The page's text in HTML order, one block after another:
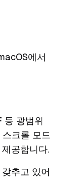
에서
등 광범위
크롤 모드
공합니다.
추고 있어